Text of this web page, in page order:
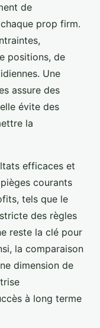
de
prop firm.
positions, de
Une
assure des
évite des
la
efficaces et
courants
tels que le
des règles
reste la clé pour
la comparaison
dimension de
à long terme